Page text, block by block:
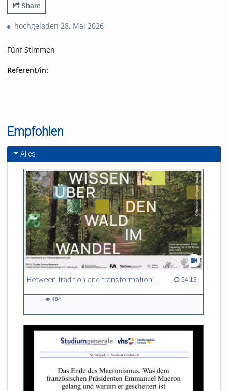
Share
hochgeladen 28. Mai 2026
Fünf Stimmen
Referent/in:
-
Empfohlen
Alles
Between tradition and transformation: how owners, advisers and institutions co-create knowledge for resilient forests in Europe 54:13
54:13 duration
484